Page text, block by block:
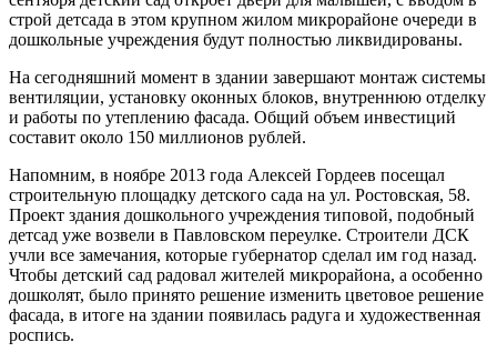
строй детсада в этом крупном жилом микрорайоне очереди в
дошкольные учреждения будут полностью ликвидированы.
На сегодняшний момент в здании завершают монтаж системы
вентиляции, установку оконных блоков, внутреннюю отделку
и работы по утеплению фасада. Общий объем инвестиций
составит около 150 миллионов рублей.
Напомним, в ноябре 2013 года Алексей Гордеев посещал
строительную площадку детского сада на ул. Ростовская, 58.
Проект здания дошкольного учреждения типовой, подобный
детсад уже возвели в Павловском переулке. Строители ДСК
учли все замечания, которые губернатор сделал им год назад.
Чтобы детский сад радовал жителей микрорайона, а особенно
дошколят, было принято решение изменить цветовое решение
фасада, в итоге на здании появилась радуга и художественная
роспись.